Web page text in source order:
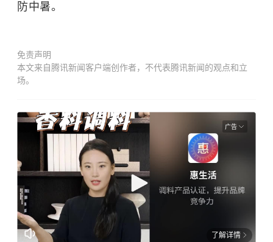
防中暑。
免责声明
本文来自腾讯新闻客户端创作者，不代表腾讯新闻的观点和立
场。
广告
了解详情